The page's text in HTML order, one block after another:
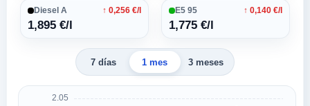
Diesel A
1,895 €/l
↑ 0,256 €/l E5 95
1,775 €/l
↑ 0,140 €/l
7 días 1 mes 3 meses